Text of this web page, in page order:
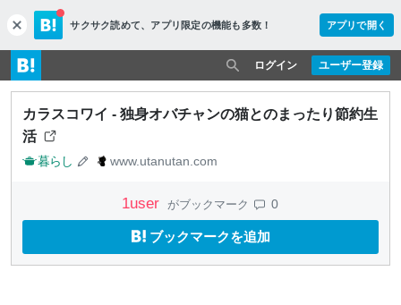
c
l
o
s
e
サクサク読めて、 アプリ限定の機能も多数！ アプリで開く
ユーザー登録
ログイン
カラスコワイ - 独身オバチャンの猫とのまったり節約生
活
暮らし www.utanutan.com
1user がブックマーク 0
ブックマークを追加